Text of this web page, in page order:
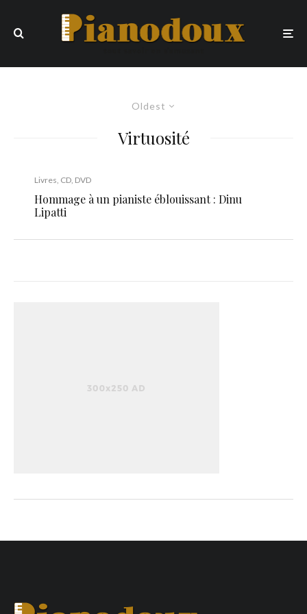
Oldest
Virtuosité
Livres, CD, DVD
Hommage à un pianiste éblouissant : Dinu
Lipatti